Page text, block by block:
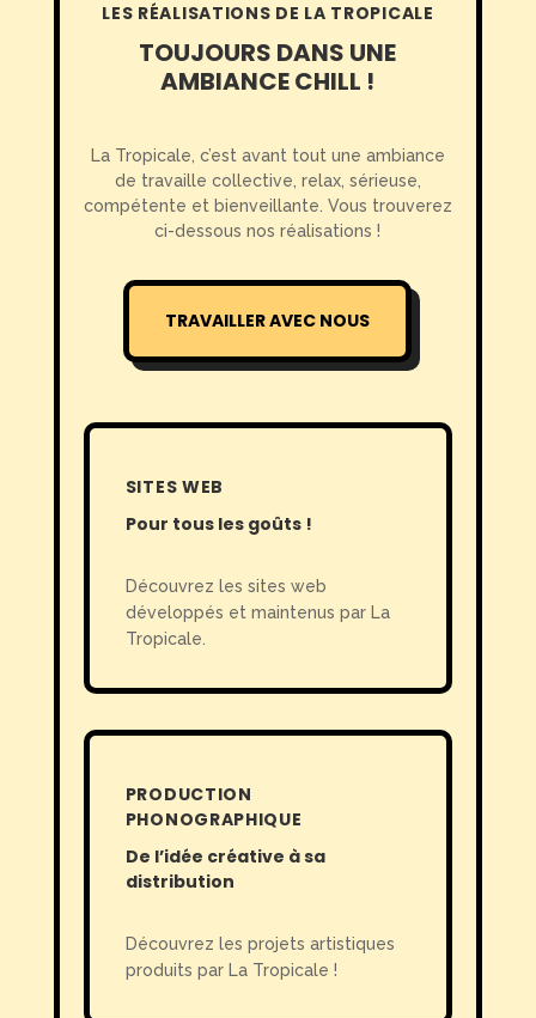
LES RÉALISATIONS DE LA TROPICALE
TOUJOURS DANS UNE
AMBIANCE CHILL !
La Tropicale, c’est avant tout une ambiance
de travaille collective, relax, sérieuse,
compétente et bienveillante. Vous trouverez
ci-dessous nos réalisations !
TRAVAILLER AVEC NOUS
SITES WEB
Pour tous les goûts !
Découvrez les sites web
développés et maintenus par La
Tropicale.
PRODUCTION
PHONOGRAPHIQUE
De l’idée créative à sa
distribution
Découvrez les projets artistiques
produits par La Tropicale !